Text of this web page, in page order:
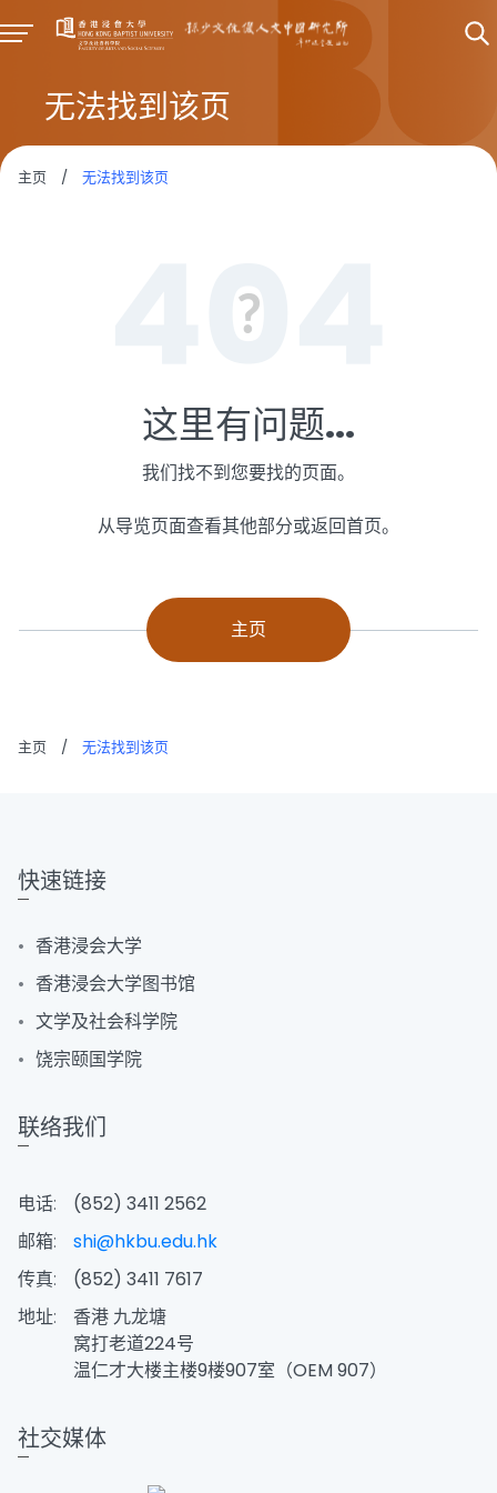
无法找到该页
主页 / 无法找到该页
这里有问题...
我们找不到您要找的页面。
从导览页面查看其他部分或返回首页。
主页
主页 / 无法找到该页
快速链接
香港浸会大学
香港浸会大学图书馆
文学及社会科学院
饶宗颐国学院
联络我们
电话:
(852) 3411 2562
邮箱:
shi@hkbu.edu.hk
传真:
(852) 3411 7617
地址:
香港 九龙塘
窝打老道224号
温仁才大楼主楼9楼907室（OEM 907）
社交媒体